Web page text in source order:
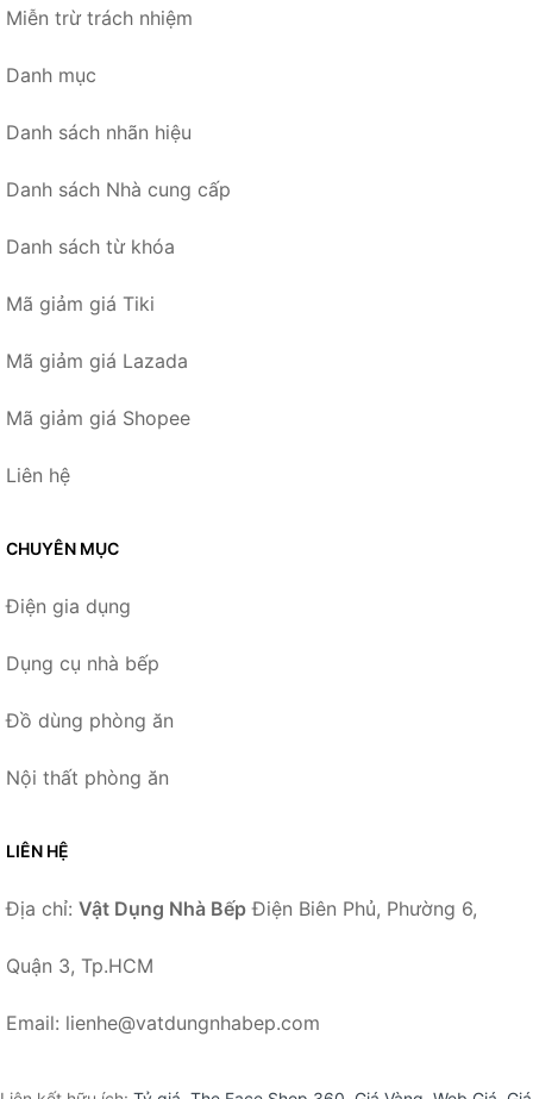
Miễn trừ trách nhiệm
Danh mục
Danh sách nhãn hiệu
Danh sách Nhà cung cấp
Danh sách từ khóa
Mã giảm giá Tiki
Mã giảm giá Lazada
Mã giảm giá Shopee
Liên hệ
CHUYÊN MỤC
Điện gia dụng
Dụng cụ nhà bếp
Đồ dùng phòng ăn
Nội thất phòng ăn
LIÊN HỆ
Địa chỉ: Vật Dụng Nhà Bếp Điện Biên Phủ, Phường 6,
Quận 3, Tp.HCM
Email: lienhe@vatdungnhabep.com